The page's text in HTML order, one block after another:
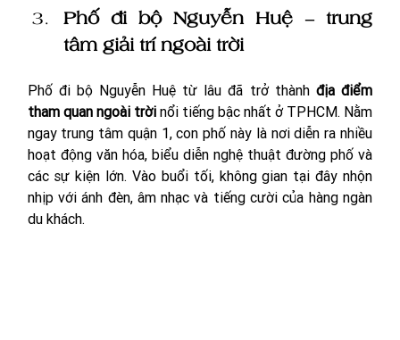
Phố đi bộ Nguyễn Huệ – trung
tâm giải trí ngoài trời
Phố đi bộ Nguyễn Huệ từ lâu đã trở thành địa điểm
tham quan ngoài trời nổi tiếng bậc nhất ở TPHCM. Nằm
ngay trung tâm quận 1, con phố này là nơi diễn ra nhiều
hoạt động văn hóa, biểu diễn nghệ thuật đường phố và
các sự kiện lớn. Vào buổi tối, không gian tại đây nhộn
nhịp với ánh đèn, âm nhạc và tiếng cười của hàng ngàn
du khách.